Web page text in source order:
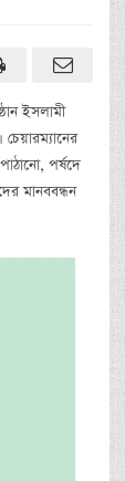
ইসলামী
পর্ষদে
মানববন্ধন